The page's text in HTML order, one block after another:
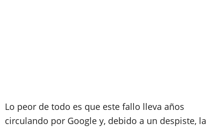
Lo peor de todo es que este fallo lleva años
circulando por Google y, debido a un despiste, la